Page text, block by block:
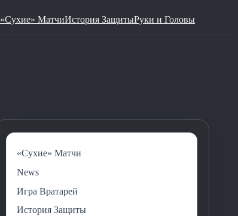
«Сухие» МатчиИстория ЗащитыРуки и Головы
«Сухие» Матчи
News
Игра Вратарей
История Защиты